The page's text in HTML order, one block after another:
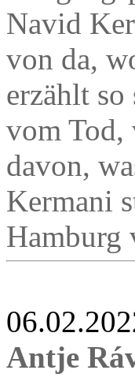
Navid
von da,
erzählt
vom Tod,
davon,
Kermani
Hamburg
Antje